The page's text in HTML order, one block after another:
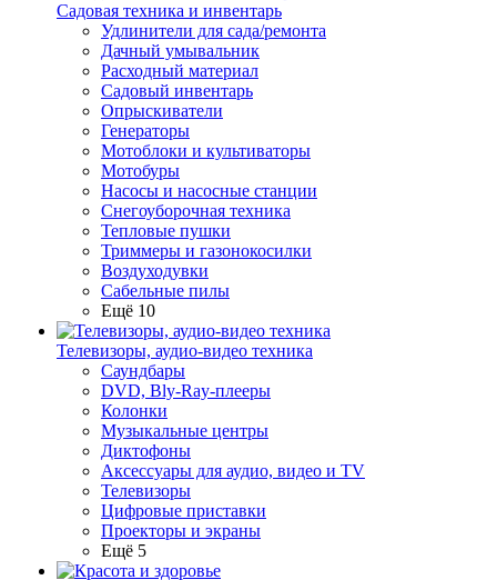
Садовая техника и инвентарь
Удлинители для сада/ремонта
Дачный умывальник
Расходный материал
Садовый инвентарь
Опрыскиватели
Генераторы
Мотоблоки и культиваторы
Мотобуры
Насосы и насосные станции
Снегоуборочная техника
Тепловые пушки
Триммеры и газонокосилки
Воздуходувки
Сабельные пилы
Ещё 10
Телевизоры, аудио-видео техника
Саундбары
DVD, Bly-Ray-плееры
Колонки
Музыкальные центры
Диктофоны
Аксессуары для аудио, видео и TV
Телевизоры
Цифровые приставки
Проекторы и экраны
Ещё 5